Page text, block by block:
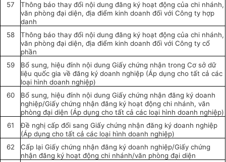
57
Thông báo thay đổi nội dungđăng ký hoạt động của chi nhánh,
văn phòng đại diện, địa điểm kinh doanhđối với Công ty hợp
danh
58
Thông báo thay đổi nội dung đăng ký hoạt động của chi nhánh,
văn phòng đại diện, địa điểm kinh doanh đối với Công ty cổ
phần
59
Bổ sung, hiệu đính nội dung Giấy chứng nhận trong Cơsở dữ
liệu quốc gia về đăng ký doanh nghiệp (Áp dụng cho tất cả các
loại hình doanh nghiệp)
60
Bổ sung, hiệu đính nội dung Giấy chứng nhậnđăng ký doanh
nghiệp/Giấy chứng nhậnđăng ký hoạt động chi nhánh,văn
phòng đại diện (Áp dụng cho tất cả các loại hình doanh nghiệp)
61
Đề nghị cấp đổi sang Giấy chứng nhận đăng ký doanh nghiệp
(Áp dụng cho tất cả các loại hình doanh nghiệp)
62
Cấp lại Giấy chứng nhận đăng ký doanh nghiệp/Giấy chứng
nhận đăng ký hoạt động chi nhánh/văn phòng đại diện